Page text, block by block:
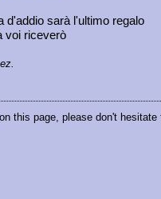
d'addio sarà l'ultimo regalo
voi riceverò
this page, please don't